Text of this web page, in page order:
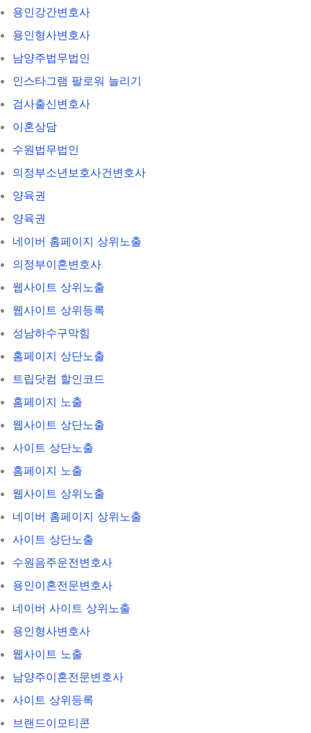
용인강간변호사
용인형사변호사
남양주법무법인
인스타그램 팔로워 늘리기
검사출신변호사
이혼상담
수원법무법인
의정부소년보호사건변호사
양육권
양육권
네이버 홈페이지 상위노출
의정부이혼변호사
웹사이트 상위노출
웹사이트 상위등록
성남하수구막힘
홈페이지 상단노출
트립닷컴 할인코드
홈페이지 노출
웹사이트 상단노출
사이트 상단노출
홈페이지 노출
웹사이트 상위노출
네이버 홈페이지 상위노출
사이트 상단노출
수원음주운전변호사
용인이혼전문변호사
네이버 사이트 상위노출
용인형사변호사
웹사이트 노출
남양주이혼전문변호사
사이트 상위등록
브랜드이모티콘